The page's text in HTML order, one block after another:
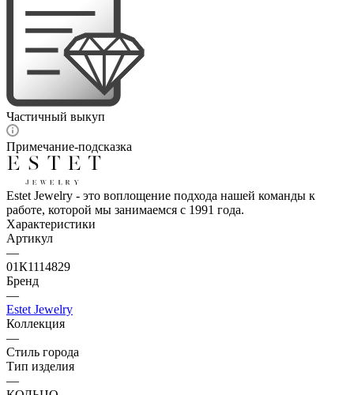
Частичный выкуп
Примечание-подсказка
Estet Jewelry - это воплощение подхода нашей команды к
работе, которой мы занимаемся с 1991 года.
Характеристики
Артикул
—
01К1114829
Бренд
—
Estet Jewelry
Коллекция
—
Стиль города
Тип изделия
—